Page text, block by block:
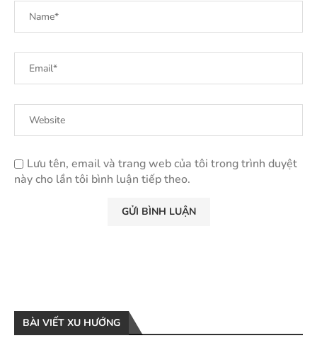
Lưu tên, email và trang web của tôi trong trình duyệt
này cho lần tôi bình luận tiếp theo.
BÀI VIẾT XU HƯỚNG